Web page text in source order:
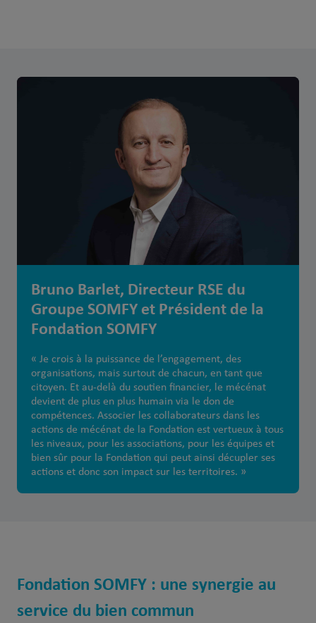
Bruno Barlet, Directeur RSE du
Groupe SOMFY et Président de la
Fondation SOMFY
« Je crois à la puissance de l’engagement, des
organisations, mais surtout de chacun, en tant que
citoyen. Et au-delà du soutien financier, le mécénat
devient de plus en plus humain via le don de
compétences. Associer les collaborateurs dans les
actions de mécénat de la Fondation est vertueux à tous
les niveaux, pour les associations, pour les équipes et
bien sûr pour la Fondation qui peut ainsi décupler ses
actions et donc son impact sur les territoires. »
Fondation SOMFY : une synergie au
service du bien commun